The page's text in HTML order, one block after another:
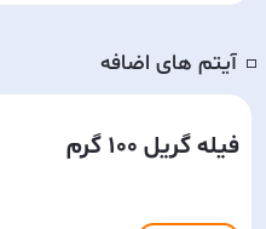
◽️ آیتم های اضافه
فیله گریل 100 گرم